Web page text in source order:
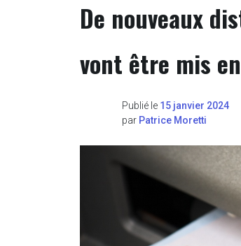
De nouveaux
vont être mis
Publié le 15 janvier 2024
par Patrice Moretti